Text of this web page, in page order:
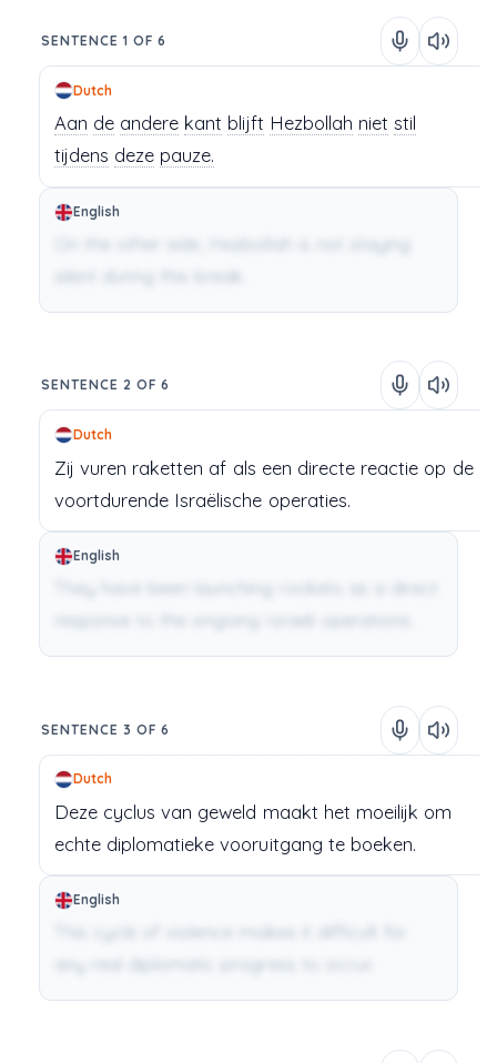
SENTENCE 1 OF 6
Dutch
Aan de andere kant blijft Hezbollah niet stil
tijdens deze pauze.
English
On the other side, Hezbollah is not staying
silent during this break.
SENTENCE 2 OF 6
Dutch
Zij vuren raketten af als een directe reactie op de
voortdurende Israëlische operaties.
English
response to the ongoing Israeli operations.
SENTENCE 3 OF 6
Dutch
Deze cyclus van geweld maakt het moeilijk om
echte diplomatieke vooruitgang te boeken.
English
This cycle of violence makes it difficult for
any real diplomatic progress to occur.